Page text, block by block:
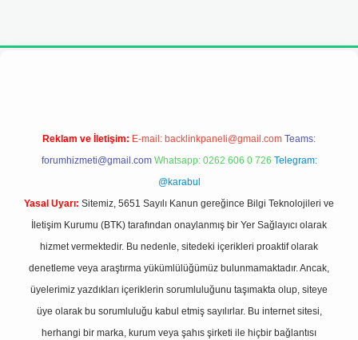
yeni giriş adresi
Reklam ve İletişim: E-mail: backlinkpaneli@gmail.com Teams:
forumhizmeti@gmail.com Whatsapp: 0262 606 0 726 Telegram:
@karabul
Yasal Uyarı: Sitemiz, 5651 Sayılı Kanun gereğince Bilgi Teknolojileri ve
İletişim Kurumu (BTK) tarafından onaylanmış bir Yer Sağlayıcı olarak
hizmet vermektedir. Bu nedenle, sitedeki içerikleri proaktif olarak
denetleme veya araştırma yükümlülüğümüz bulunmamaktadır. Ancak,
üyelerimiz yazdıkları içeriklerin sorumluluğunu taşımakta olup, siteye
üye olarak bu sorumluluğu kabul etmiş sayılırlar. Bu internet sitesi,
herhangi bir marka, kurum veya şahıs şirketi ile hiçbir bağlantısı